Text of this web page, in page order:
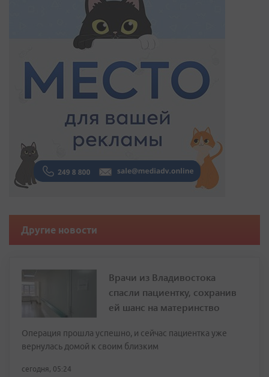
Другие новости
Врачи из Владивостока
спасли пациентку, сохранив
ей шанс на материнство
Операция прошла успешно, и сейчас пациентка уже
вернулась домой к своим близким
сегодня, 05:24